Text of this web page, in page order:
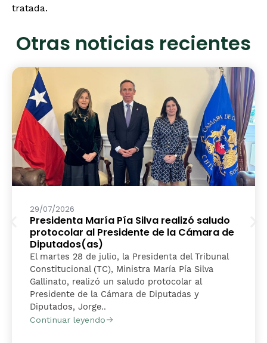
tratada.
Otras noticias recientes
29/07/2026
Presidenta María Pía Silva realizó saludo
protocolar al Presidente de la Cámara de
Diputados(as)
El martes 28 de julio, la Presidenta del Tribunal
Constitucional (TC), Ministra María Pía Silva
Gallinato, realizó un saludo protocolar al
Presidente de la Cámara de Diputadas y
Diputados, Jorge..
Continuar leyendo